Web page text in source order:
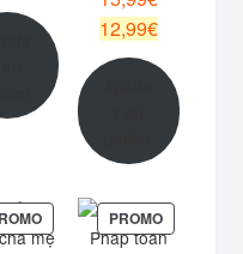
était :
12,99€.
actuel
est :
9,99€.
prix
initial
était :
15,99€.
12,99€Le
actuel
est :
12,99€.
PRODUIT
EN
PROMOPRODUIT
EN